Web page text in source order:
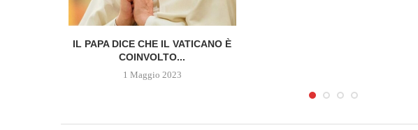
IL PAPA DICE CHE IL VATICANO È
COINVOLTO...
1 Maggio 2023